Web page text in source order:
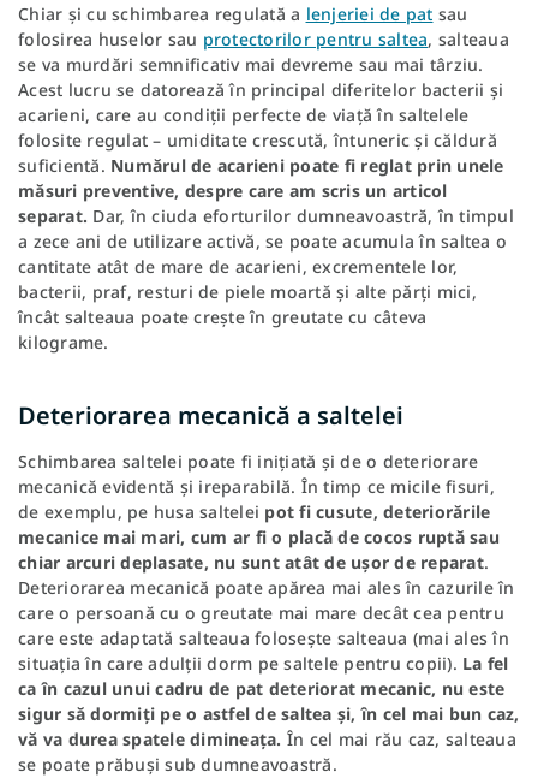
Chiar și cu schimbarea regulată a lenjeriei de pat sau
folosirea huselor sau protectorilor pentru saltea, salteaua
se va murdări semnificativ mai devreme sau mai târziu.
Acest lucru se datorează în principal diferitelor bacterii și
acarieni, care au condiții perfecte de viață în saltelele
folosite regulat – umiditate crescută, întuneric și căldură
suficientă. Numărul de acarieni poate fi reglat prin unele
măsuri preventive, despre care am scris un articol
separat. Dar, în ciuda eforturilor dumneavoastră, în timpul
a zece ani de utilizare activă, se poate acumula în saltea o
cantitate atât de mare de acarieni, excrementele lor,
bacterii, praf, resturi de piele moartă și alte părți mici,
încât salteaua poate crește în greutate cu câteva
kilograme.
Deteriorarea mecanică a saltelei
Schimbarea saltelei poate fi inițiată și de o deteriorare
mecanică evidentă și ireparabilă. În timp ce micile fisuri,
de exemplu, pe husa saltelei pot fi cusute, deteriorările
mecanice mai mari, cum ar fi o placă de cocos ruptă sau
chiar arcuri deplasate, nu sunt atât de ușor de reparat.
Deteriorarea mecanică poate apărea mai ales în cazurile în
care o persoană cu o greutate mai mare decât cea pentru
care este adaptată salteaua folosește salteaua (mai ales în
situația în care adulții dorm pe saltele pentru copii). La fel
ca în cazul unui cadru de pat deteriorat mecanic, nu este
sigur să dormiți pe o astfel de saltea și, în cel mai bun caz,
vă va durea spatele dimineața. În cel mai rău caz, salteaua
se poate prăbuși sub dumneavoastră.